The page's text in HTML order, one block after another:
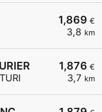
1,869 €
3,8 km
1,876 €
3,7 km